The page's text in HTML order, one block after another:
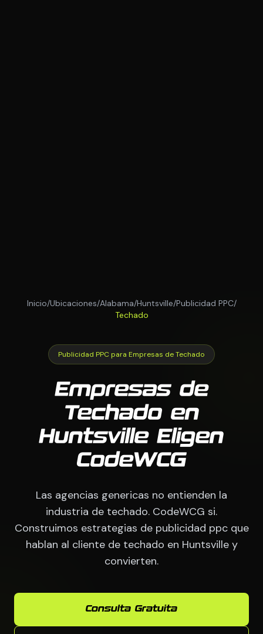
Inicio/Ubicaciones/Alabama/Huntsville/Publicidad PPC/
Techado
Publicidad PPC para Empresas de Techado
Empresas de
Techado en
Huntsville Eligen
CodeWCG
Las agencias genericas no entienden la
industria de techado. CodeWCG si.
Construimos estrategias de publicidad ppc que
hablan al cliente de techado en Huntsville y
convierten.
Consulta Gratuita